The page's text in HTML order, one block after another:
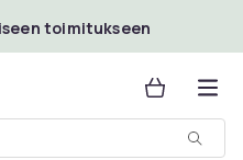
toimitukseen